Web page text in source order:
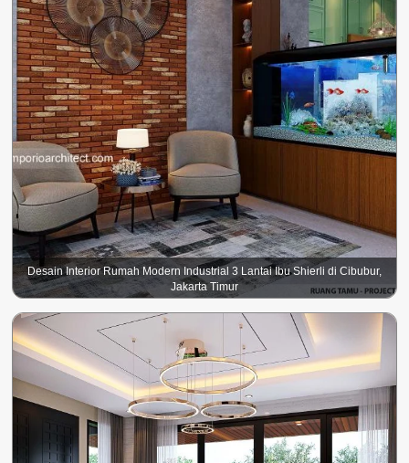
Desain Interior Rumah Modern Industrial 3 Lantai Ibu Shierli di Cibubur,
Jakarta Timur